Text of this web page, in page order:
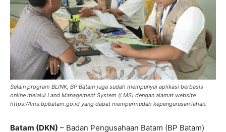
Selain program BLINK, BP Batam juga sudah mempunyai aplikasi berbasis
online melalui Land Management System (LMS) dengan alamat website
https://lms.bpbatam.go.id yang dapat mempermudah kepengurusan lahan.
Batam (DKN) – Badan Pengusahaan Batam (BP Batam)